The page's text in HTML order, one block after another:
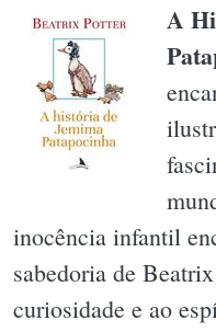
A
inocência infantil
sabedoria de
curiosidade e ao